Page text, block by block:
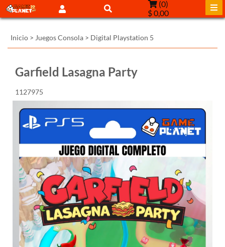
(0)
$ 0,00
Inicio > Juegos Consola > Digital Playstation 5
Garfield Lasagna Party
1127975